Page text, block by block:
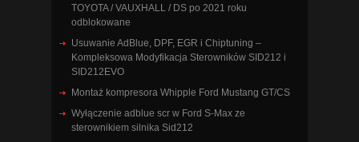
TOYOTA / VAUXHALL / DS po 2021 roku
odblokowane
Usuwanie AdBlue, DPF, EGR i Chiptuning –
Kompleksowa Modyfikacja Sterowników SID212 i
SID212EVO
Montaż kompresora Whipple Ford Mustang GT/CS
Wyłączenie adblue scr w Ford S-Max ze
sterownikiem silnika Sid212